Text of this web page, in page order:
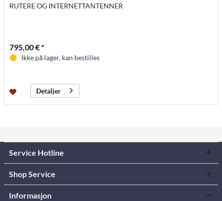
RUTERE OG INTERNETTANTENNER
795,00 € *
Ikke på lager, kan bestilles
Detaljer
Service Hotline
Shop Service
Informasjon